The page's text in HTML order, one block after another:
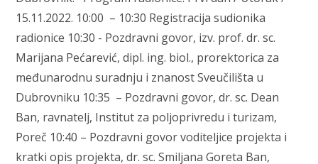
15.11.2022. 10:00 – 10:30 Registracija sudionika
radionice 10:30 - Pozdravni govor, izv. prof. dr. sc.
Marijana Pećarević, dipl. ing. biol., prorektorica za
međunarodnu suradnju i znanost Sveučilišta u
Dubrovniku 10:35 – Pozdravni govor, dr. sc. Dean
Ban, ravnatelj, Institut za poljoprivredu i turizam,
Poreč 10:40 – Pozdravni govor voditeljice projekta i
kratki opis projekta, dr. sc. Smiljana Goreta Ban,